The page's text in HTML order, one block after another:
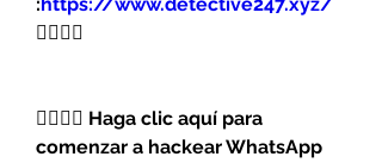
👈🏻👈🏻
👉🏻👉🏻 Haga clic aquí para
comenzar a hackear WhatsApp